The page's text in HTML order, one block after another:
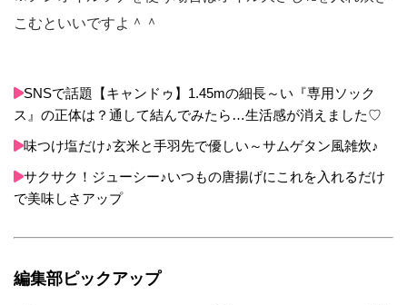
こむといいですよ＾＾
SNSで話題【キャンドゥ】1.45mの細長～い『専用ソック
ス』の正体は？通して結んでみたら…生活感が消えました♡
味つけ塩だけ♪玄米と手羽先で優しい～サムゲタン風雑炊♪
サクサク！ジューシー♪いつもの唐揚げにこれを入れるだけ
で美味しさアップ
編集部ピックアップ